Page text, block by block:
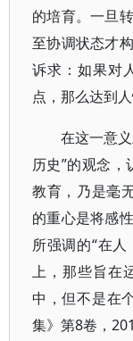
的培育。一旦
至协调状态才
诉求：如果对
点，那么达到
在这一意
历史”的观念
教育，乃是毫
的重心是将感
所强调的“在
上，那些旨在
中，但不是在
集》第8卷，